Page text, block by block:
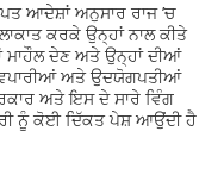
ਆਦੇਸ਼ਾਂ ਅਨੁਸਾਰ ਰਾਜ ’ਚ
ਕਰਕੇ ਉਨ੍ਹਾਂ ਨਾਲ ਕੀਤੇ
ਮਾਹੌਲ ਦੇਣ ਅਤੇ ਉਨ੍ਹਾਂ ਦੀਆਂ
ਵਪਾਰੀਆਂ ਅਤੇ ਉਦਯੋਗਪਤੀਆਂ
ਅਤੇ ਇਸ ਦੇ ਸਾਰੇ ਵਿੰਗ
ਨੂੰ ਕੋਈ ਦਿੱਕਤ ਪੇਸ਼ ਆਉਂਦੀ ਹੈ